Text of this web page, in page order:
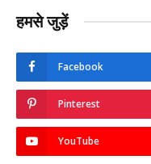
हमसे जुड़ें
Facebook
Pinterest
YouTube